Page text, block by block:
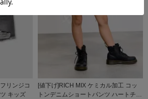
キッズ
[値下げ]RICH MIX ケミカル加工 コッ
トンデニムショートパンツ ハートチャ